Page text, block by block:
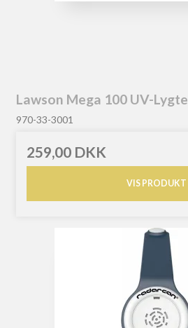
Lawson Mega 100 UV-Lygte
970-33-3001
259,00 DKK
VIS PRODUKT